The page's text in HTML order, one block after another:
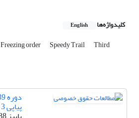
کلیدواژه‌ها English
Freezing order Speedy Trail Third
پیاپی 3